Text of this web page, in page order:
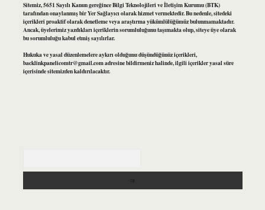
Sitemiz, 5651 Sayılı Kanun gereğince Bilgi Teknolojileri ve İletişim Kurumu (BTK)
tarafından onaylanmış bir Yer Sağlayıcı olarak hizmet vermektedir. Bu nedenle, sitedeki
içerikleri proaktif olarak denetleme veya araştırma yükümlülüğümüz bulunmamaktadır.
Ancak, üyelerimiz yazdıkları içeriklerin sorumluluğunu taşımakta olup, siteye üye olarak
bu sorumluluğu kabul etmiş sayılırlar.
Hukuka ve yasal düzenlemelere aykırı olduğunu düşündüğünüz içerikleri,
backlinkpanelicomtr@gmail.comadresine bildirmeniz halinde, ilgili içerikler yasal süre
içerisinde sitemizden kaldırılacaktır.